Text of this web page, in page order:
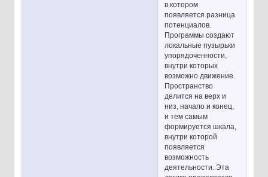
в котором
появляется разница
потенциалов.
Программы создают
локальные пузырьки
упорядоченности,
внутри которых
возможно движение.
Пространство
делится на верх и
низ, начало и конец,
и тем самым
формируется шкала,
внутри которой
появляется
возможность
деятельности. Эта